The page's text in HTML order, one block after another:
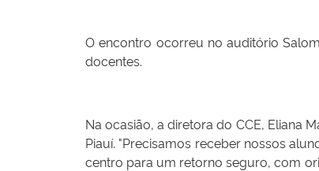
O encontro ocorreu no auditório
docentes.
Na ocasião, a diretora do CCE, Eliana
Piauí. "Precisamos receber nossos
centro para um retorno seguro, com